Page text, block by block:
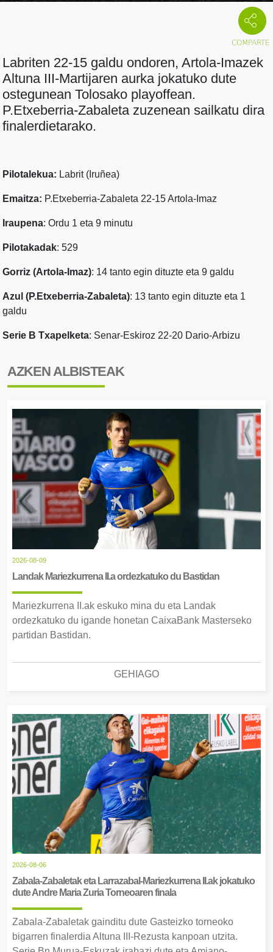
Labriten 22-15 galdu ondoren, Artola-Imazek
Altuna III-Martijaren aurka jokatuko dute
ostegunean Tolosako playoffean.
P.Etxeberria-Zabaleta zuzenean sailkatu dira
finalerdietarako.
Pilotalekua: Labrit (Iruñea)
Emaitza: P.Etxeberria-Zabaleta 22-15 Artola-Imaz
Iraupena: Ordu 1 eta 9 minutu
Pilotakadak: 529
Gorriz (Artola-Imaz): 14 tanto egin dituzte eta 9 galdu
Azul (P.Etxeberria-Zabaleta): 13 tanto egin dituzte eta 1
galdu
Serie B Txapelketa: Senar-Eskiroz 22-20 Dario-Arbizu
AZKEN ALBISTEAK
2026-08-09
Landak Mariezkurrena II.a ordezkatuko du Bastidan
Mariezkurrena II.ak eskuko mina du eta Landak
ordezkatuko du igande honetan CaixaBank Masterseko
partidan Bastidan.
GEHIAGO
2026-08-06
Zabala-Zabaletak eta Larrazabal-Mariezkurrena II.ak jokatuko
dute Andre Maria Zuria Torneoaren finala
Zabala-Zabaletak gainditu dute Gasteizko torneoko
bigarren finalerdia Altuna III-Rezusta kanpoan utzita.